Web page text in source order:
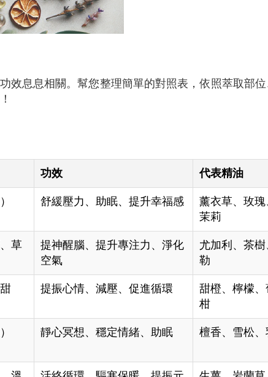
效息息相關。幫您整理簡單的對照表，依照萃取部位
功效 代表精油
舒緩壓力、助眠、提升幸福感
薰衣草、玫瑰
茉莉
、草
提神醒腦、提升專注力、淨化
空氣
尤加利、茶
勒
提振心情、減壓、促進循環
甜橙、檸檬
柑
靜心冥想、穩定情緒、助眠 檀香、雪松